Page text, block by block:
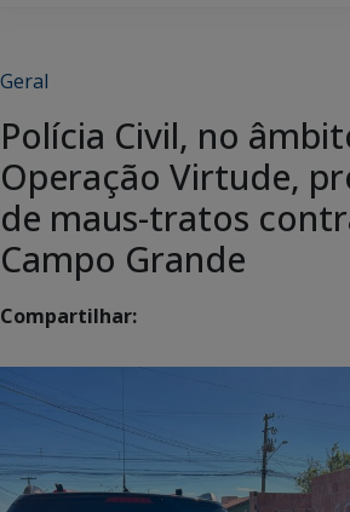
Geral
Polícia Civil, no
Operação Virtude,
de maus-tratos
Campo Grande
Compartilhar: